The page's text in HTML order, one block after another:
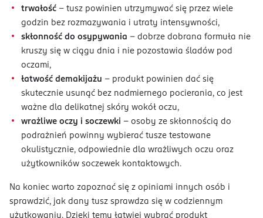
trwałość – tusz powinien utrzymywać się przez wiele
godzin bez rozmazywania i utraty intensywności,
skłonność do osypywania – dobrze dobrana formuła nie
kruszy się w ciągu dnia i nie pozostawia śladów pod
oczami,
łatwość demakijażu – produkt powinien dać się
skutecznie usunąć bez nadmiernego pocierania, co jest
ważne dla delikatnej skóry wokół oczu,
wrażliwe oczy i soczewki – osoby ze skłonnością do
podrażnień powinny wybierać tusze testowane
okulistycznie, odpowiednie dla wrażliwych oczu oraz
użytkowników soczewek kontaktowych.
Na koniec warto zapoznać się z opiniami innych osób i
sprawdzić, jak dany tusz sprawdza się w codziennym
użytkowaniu. Dzięki temu łatwiej wybrać produkt